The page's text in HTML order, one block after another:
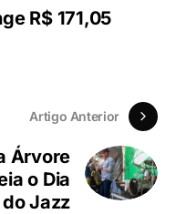
R$ 171,05
Artigo Anterior
Árvore
o Dia
Jazz